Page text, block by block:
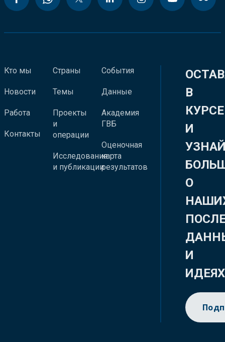
Кто мы
Новости
Работа
Контакты
Страны
Темы
Проекты
и
операции
Исследования
и публикации
События
Данные
Академия
ГВБ
Оценочная
карта
результатов
В
КУРСЕ
И
О
И
ИДЕЯХ